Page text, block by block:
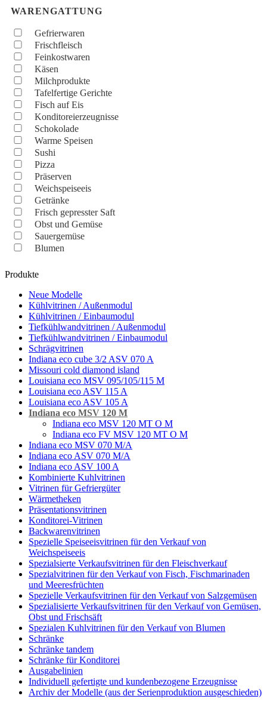
WARENGATTUNG
Gefrierwaren
Frischfleisch
Feinkostwaren
Käsen
Milchprodukte
Tafelfertige Gerichte
Fisch auf Eis
Konditoreierzeugnisse
Schokolade
Warme Speisen
Sushi
Pizza
Präserven
Weichspeiseeis
Getränke
Frisch gepresster Saft
Obst und Gemüse
Sauergemüse
Blumen
Produkte
Neue Modelle
Kühlvitrinen / Außenmodul
Kühlvitrinen / Einbaumodul
Tiefkühlwandvitrinen / Außenmodul
Tiefkühlwandvitrinen / Einbaumodul
Schrägvitrinen
Indiana eco cube 3/2 ASV 070 A
Missouri cold diamond island
Louisiana eco MSV 095/105/115 M
Louisiana eco ASV 115 A
Louisiana eco ASV 105 A
Indiana eco MSV 120 M
Indiana eco MSV 120 MT O M
Indiana eco FV MSV 120 MT O M
Indiana eco MSV 070 M/A
Indiana eco ASV 070 M/A
Indiana eco ASV 100 A
Кombinierte Kuhlvitrinen
Vitrinen für Gefriergüter
Wärmetheken
Präsentationsvitrinen
Konditorei-Vitrinen
Backwarenvitrinen
Spezielle Speiseeisvitrinen für den Verkauf von
Weichspeiseeis
Spezialsierte Verkaufsvitrinen für den Fleischverkauf
Spezialvitrinen für den Verkauf von Fisch, Fischmarinaden
und Meeresfrüchten
Spezielle Verkaufsvitrinen für den Verkauf von Salzgemüsen
Spezialisierte Verkaufsvitrinen für den Verkauf von Gemüsen,
Obst und Frischsäft
Spezialen Kuhlvitrinen für den Verkauf von Blumen
Schränke
Schränke tandem
Schränke für Konditorei
Ausgabelinien
Individuell gefertigte und kundenbezogene Erzeugnisse
Archiv der Modelle (aus der Serienproduktion ausgeschieden)